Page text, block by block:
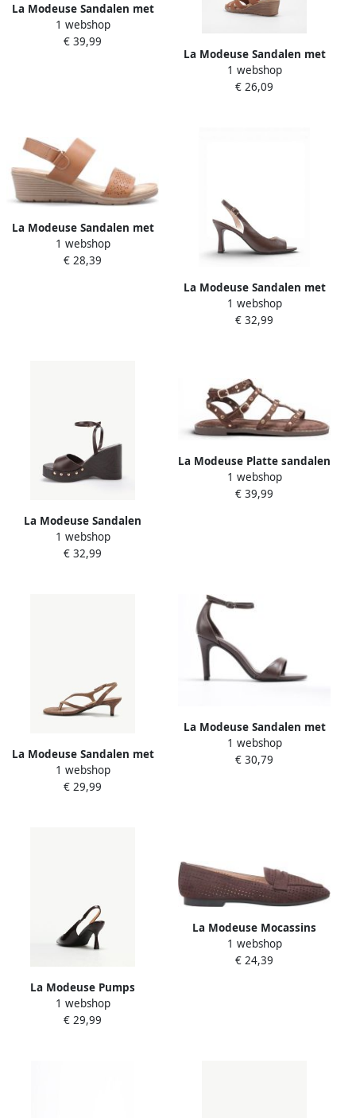
La Modeuse Sandalen met
hakken 78839_P187709
1 webshop
€ 39,99
La Modeuse Sandalen met
sleehak 78384_P186697
1 webshop
€ 26,09
La Modeuse Sandalen met
sleehak 78382_P186685
1 webshop
€ 28,39
La Modeuse Sandalen met
hakken 77860_P184573
1 webshop
€ 32,99
La Modeuse Sandalen
78873_P187813
1 webshop
€ 32,99
La Modeuse Platte sandalen
78843_P187731
1 webshop
€ 39,99
La Modeuse Sandalen met
hakken 79335_P188724
1 webshop
€ 29,99
La Modeuse Sandalen met
hakken 78002_P185219
1 webshop
€ 30,79
La Modeuse Pumps
79097_P188338
1 webshop
€ 29,99
La Modeuse Mocassins
78316_P186347
1 webshop
€ 24,39